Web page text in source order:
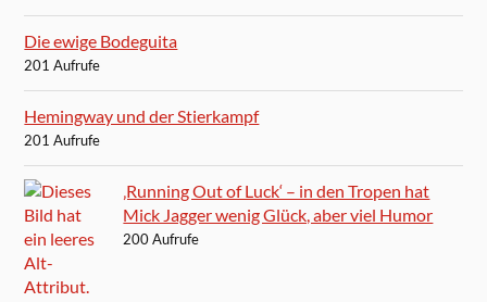
Die ewige Bodeguita
201 Aufrufe
Hemingway und der Stierkampf
201 Aufrufe
‚Running Out of Luck‘ – in den Tropen hat
Mick Jagger wenig Glück, aber viel Humor
200 Aufrufe